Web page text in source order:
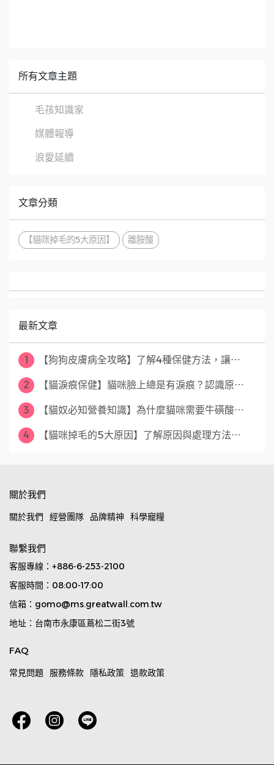
所有文章主題
毛孩知識家
媒體報導
浪愛延續
文章分類
【貓咪掉毛的5大原因】 離胺酸
最新文章
1 【狗狗皮膚病全攻略】了解4種保健方法，讓⋯
2 【貓淚痕保健】貓咪臉上總是有淚痕？認識原⋯
3 【貓奴必知營養知識】為什麼貓咪需要牛磺酸⋯
4 【貓咪掉毛的5大原因】了解原因與處理方法⋯
關於我們
關於我們 經營團隊 品牌精神 科學寵糧
聯繫我們
客服專線：+886-6-253-2100
客服時間：08:00-17:00
信箱：gomo@ms.greatwall.com.tw
地址：台南市永康區蔦松二街3號
FAQ
常見問題 服務條款 隱私政策 退款政策